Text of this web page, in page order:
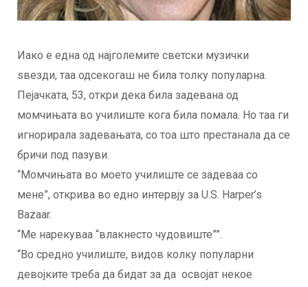
Иако е една од најголемите светски музички
ѕвезди, таа одсекогаш не била толку популарна.
Пејачката, 53, откри дека била задевана од
момчињата во училиште кога била помала. Но таа ги
игнорирала задевањата, со тоа што престанала да се
бричи под пазуви.
“Момчињата во моето училиште се задеваа со
мене”, открива во едно интервју за U.S. Harper’s
Bazaar.
“Ме нарекуваа “влакнесто чудовиште””.
“Во средно училиште, видов колку популарни
девојките треба да бидат за да освојат некое